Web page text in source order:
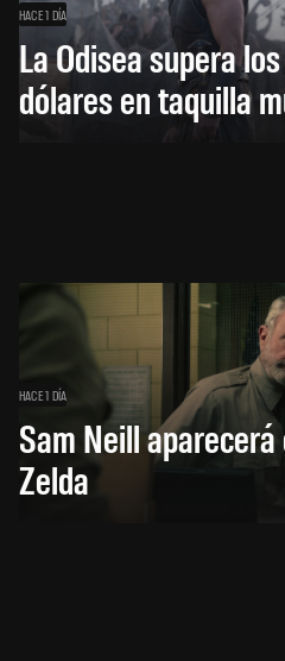
HACE 1 DÍA
La Odisea supera
dólares en taquilla
HACE 1 DÍA
Sam Neill
Zelda